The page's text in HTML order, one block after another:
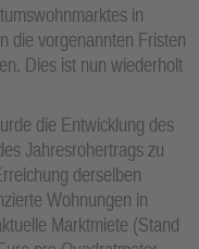
in
die vorgenannten Fristen
Dies ist nun wiederholt
die Entwicklung des
Jahresrohertrags zu
derselben
Wohnungen in
Marktmiete (Stand